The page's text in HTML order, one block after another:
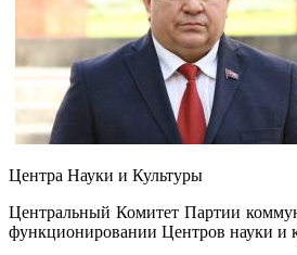
Центра Науки и Культуры
Центральный Комитет Партии
функционировании Центров науки и